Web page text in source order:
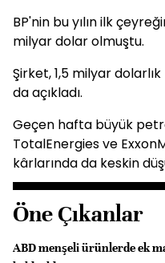
BP'nin bu yılın ilk
milyar dolar olmuştu.
Şirket, 1,5 milyar dolarlık
da açıkladı.
Geçen hafta büyük
TotalEnergies ve
kârlarında da keskin
Öne Çıkanlar
ABD menşeli ürünlerde ek